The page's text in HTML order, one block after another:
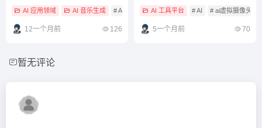
（2025年最新）
AI 应用领域 AI 音乐生成 # AI # ai语音 # ai语音工具
12一个月前 126
AI 工具平台 # AI # ai虚拟摄像头
5一个月前 70
暂无评论